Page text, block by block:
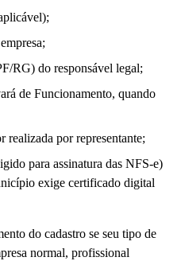
RG) do responsável legal;
de Funcionamento, quando
realizada por representante;
para assinatura das NFS-e)
exige certificado digital
do cadastro se seu tipo de
normal, profissional